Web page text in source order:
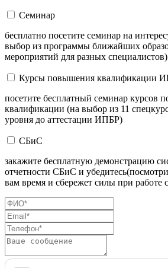
Семинар
бесплатно посетите семинар на
выбор из программы ближайших
мероприятий для разных специалистов)
Курсы повышения квалификации
посетите бесплатный семинар курсов
квалификации (на выбор из 11
уровня до аттестации ИПБР)
СБиС
закажите бесплатную демонстрацию
отчетности СБиС и
вам время и сбережет силы при работе